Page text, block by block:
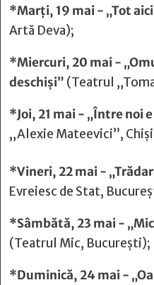
*Marți, 19 mai - „Tot
Artă Deva);
*Miercuri, 20 mai -
deschiși” (Teatrul
*Joi, 21 mai - „Între noi
„Alexie Mateevici”,
*Vineri, 22 mai -
Evreiesc de Stat,
*Sâmbătă, 23 mai -
(Teatrul Mic, București);
*Duminică, 24 mai -